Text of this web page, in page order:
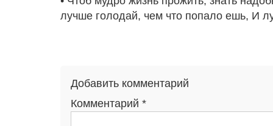
лучше голодай, чем что попало ешь, И
Добавить комментарий
Комментарий *